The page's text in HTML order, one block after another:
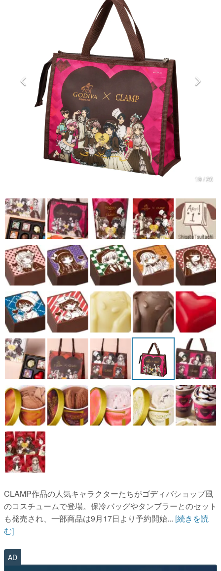
なんでゲームは面白い？
ゲーム開発者・hamatsu氏がゲームの魅力を画面や操作の
具体的な形から解き明かしていく、硬派で骨太な評論連載
ゲームが変えた日本語
「経験値」「裏技」「ラスボス」… ゲームにまつわる言葉
の起源や用法の変遷を、コンピューター文化史研究家・タ
イニーP氏が徹底調査。
カテゴリ
その他
電ファミニコゲーマーとは？
運営：株式会社マレ
19 / 26
CLAMP作品の人気キャラクターたちがゴディバショップ風
のコスチュームで登場。保冷バッグやタンブラーとのセット
も発売され、一部商品は9月17日より予約開始... [続きを読
む]
AD